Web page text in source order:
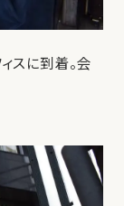
スに到着。会